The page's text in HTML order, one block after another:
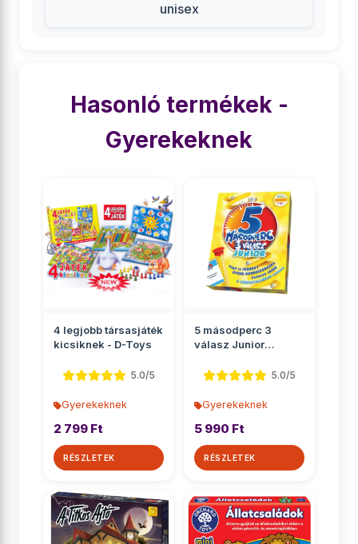
unisex
Hasonló termékek -
Gyerekeknek
4 legjobb társasjáték
kicsiknek - D-Toys
5.0/5
Gyerekeknek
2 799 Ft
RÉSZLETEK
5 másodperc 3
válasz Junior
5.0/5
Gyerekeknek
5 990 Ft
RÉSZLETEK